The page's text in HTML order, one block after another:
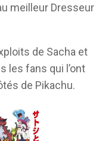
meilleur Dresseur
de Sacha et
les fans qui l’ont
de Pikachu.